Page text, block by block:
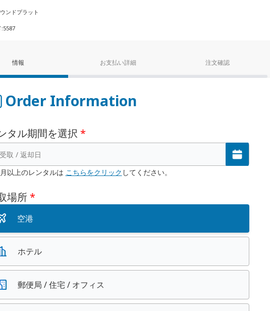
ンドプラット
:5587
情報 お支払い詳細 注文確認
Order Information
タル期間を選択 *
受取 / 返却日
以上のレンタルは こちらをクリック してください。
場所 *
空港
ホテル
郵便局 / 住宅 / オフィス